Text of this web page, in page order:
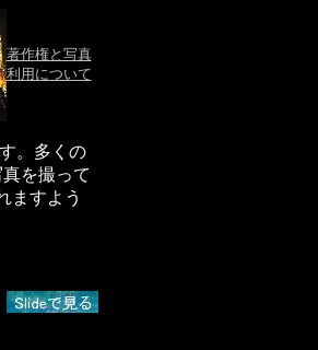
著作権と写真
利用について
。多くの
を撮って
ますよう